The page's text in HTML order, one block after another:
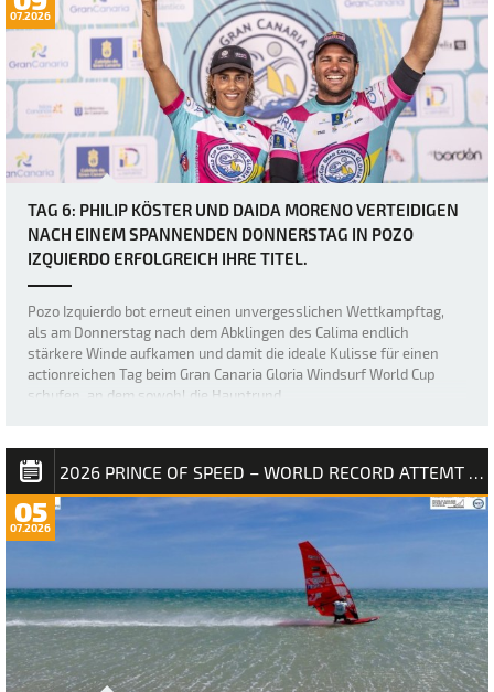
07.2026
TAG 6: PHILIP KÖSTER UND DAIDA MORENO VERTEIDIGEN
NACH EINEM SPANNENDEN DONNERSTAG IN POZO
IZQUIERDO ERFOLGREICH IHRE TITEL.
Pozo Izquierdo bot erneut einen unvergesslichen Wettkampftag,
als am Donnerstag nach dem Abklingen des Calima endlich
stärkere Winde aufkamen und damit die ideale Kulisse für einen
actionreichen Tag beim Gran Canaria Gloria Windsurf World Cup
schufen, an dem sowohl die Hauptrund…
2026 PRINCE OF SPEED – WORLD RECORD ATTEMT NM
05
07.2026